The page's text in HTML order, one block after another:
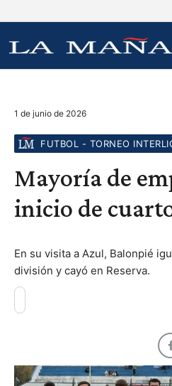
1 de junio de 2026
FUTBOL - TORNEO
Mayoría de
inicio de
En su visita a Azul, Balonpié
división y cayó en Reserva.